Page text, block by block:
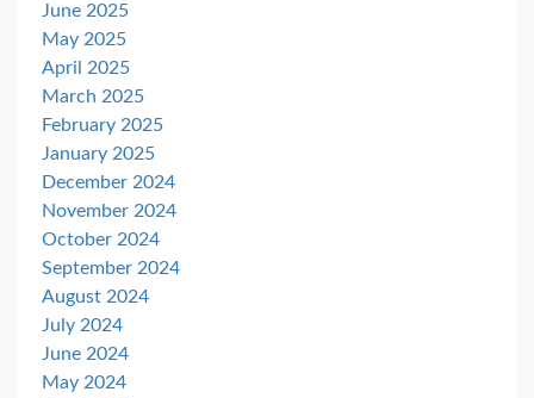
June 2025
May 2025
April 2025
March 2025
February 2025
January 2025
December 2024
November 2024
October 2024
September 2024
August 2024
July 2024
June 2024
May 2024